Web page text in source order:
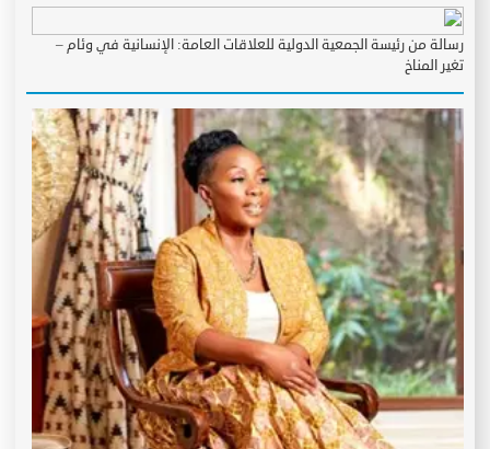
رسالة من رئيسة الجمعية الدولية للعلاقات العامة: الإنسانية في وئام –
تغير المناخ